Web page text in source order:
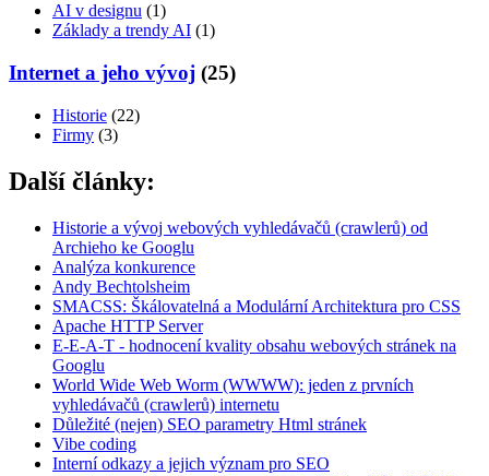
AI v designu (1)
Základy a trendy AI (1)
Internet a jeho vývoj (25)
Historie (22)
Firmy (3)
Další články:
Historie a vývoj webových vyhledávačů (crawlerů) od
Archieho ke Googlu
Analýza konkurence
Andy Bechtolsheim
SMACSS: Škálovatelná a Modulární Architektura pro CSS
Apache HTTP Server
E-E-A-T - hodnocení kvality obsahu webových stránek na
Googlu
World Wide Web Worm (WWWW): jeden z prvních
vyhledávačů (crawlerů) internetu
Důležité (nejen) SEO parametry Html stránek
Vibe coding
Interní odkazy a jejich význam pro SEO